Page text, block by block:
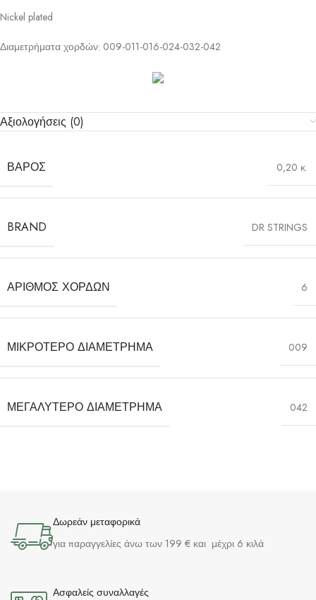
Nickel plated
Διαμετρήματα χορδών: 009-011-016-024-032-042
Αξιολογήσεις (0)
ΒΆΡΟΣ 0,20 κ.
BRAND DR STRINGS
ΑΡΙΘΜΌΣ ΧΟΡΔΏΝ 6
ΜΙΚΡΌΤΕΡΟ ΔΙΑΜΈΤΡΗΜΑ 009
ΜΕΓΑΛΎΤΕΡΟ ΔΙΑΜΈΤΡΗΜΑ 042
Δωρεάν μεταφορικά
για παραγγελίες άνω των 199 € και μέχρι 6 κιλά
Ασφαλείς συναλλαγές